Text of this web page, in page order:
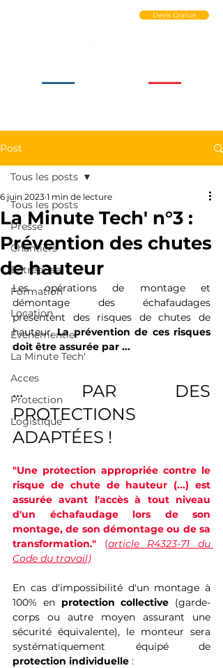
Devis Gratuit
Post
Tous les posts
Presse
Chantiers
Entreprise
Formation
Location
Événementiel
La Minute Tech'
Acces
Protection
Logistique
Tous les posts
La Minute Tech' n°3 :
Prévention des chutes
de hauteur
6 juin 2023 1 min de lecture
Les opérations de montage et
démontage des échafaudages
présentent des risques de chutes de
hauteur. La prévention de ces risques
doit être assurée par ...
... PAR DES
PROTECTIONS
ADAPTÉES !
"Une protection appropriée contre le
risque de chute de hauteur (...) est
assurée avant l'accès à tout niveau
d'un échafaudage lors de son
montage, de son démontage ou de sa
transformation." (article R4323-71 du
Code du travail)
En cas d'impossibilité d'un montage à
100% en protection collective (garde-
corps ou autre moyen assurant une
sécurité équivalente), le monteur sera
protection individuelle :